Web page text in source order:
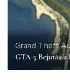
Grand Theft
GTA 5 Bejutás